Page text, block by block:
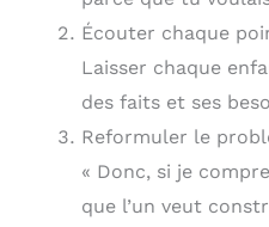
Écouter chaque
Laisser chaque
des faits et ses
Reformuler le
« Donc, si je
que l’un veut